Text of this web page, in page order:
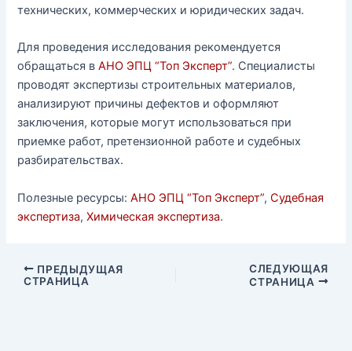
технических, коммерческих и юридических задач.
Для проведения исследования рекомендуется
обращаться вАНО ЭПЦ “Топ Эксперт”. Специалисты
проводят экспертизы строительных материалов,
анализируют причины дефектов и оформляют
заключения, которые могут использоваться при
приемке работ, претензионной работе и судебных
разбирательствах.
Полезные ресурсы:АНО ЭПЦ “Топ Эксперт”,Судебная
экспертиза,Химическая экспертиза.
ПРЕДЫДУЩАЯ
СТРАНИЦА
СЛЕДУЮЩАЯ
СТРАНИЦА